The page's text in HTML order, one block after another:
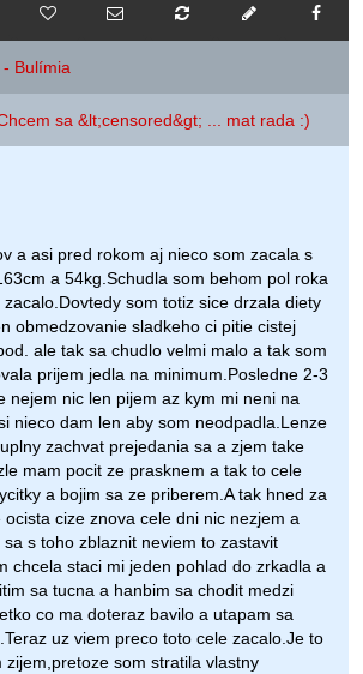
Bulímia
sa &lt;censored&gt; ... mat rada :)
a asi pred rokom aj nieco som zacala s
a 54kg.Schudla som behom pol roka
som totiz sice drzala diety
obmedzovanie sladkeho ci pitie cistej
ale tak sa chudlo velmi malo a tak som
prijem jedla na minimum.Posledne 2-3
nejem nic len pijem az kym mi neni na
nieco dam len aby som neodpadla.Lenze
zachvat prejedania sa a zjem take
mam pocit ze prasknem a tak to cele
a bojim sa ze priberem.A tak hned za
cize znova cele dni nic nezjem a
s toho zblaznit neviem to zastavit
chcela staci mi jeden pohlad do zrkadla a
sa tucna a hanbim sa chodit medzi
co ma doteraz bavilo a utapam sa
uz viem preco toto cele zacalo.Je to
zijem,pretoze som stratila vlastny